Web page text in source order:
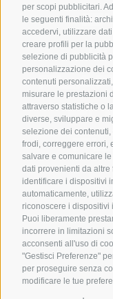
per scopi pubblicitari.
le seguenti finalità:
accedervi, utilizzare
creare profili per la
selezione di pubblicità
personalizzazione dei
contenuti
misurare le prestazioni
attraverso statistiche o
diverse, sviluppare e
selezione dei
frodi, correggere errori,
salvare e comunicare
dati provenienti da altre
identificare i dispositivi
automaticamente,
riconoscere i dispositivi
Puoi liberamente
incorrere in limitazioni
acconsenti all'uso di
"Gestisci Preferenze"
per proseguire senza
modificare le tue